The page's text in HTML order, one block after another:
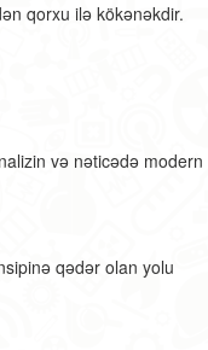
qorxu ilə kökənəkdir.
və nəticədə modern
qədər olan yolu